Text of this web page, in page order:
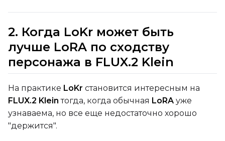
Target Dataset
Select...
Control Dataset 2
2. Когда LoKr может быть
лучше LoRA по сходству
персонажа в FLUX.2 Klein
На практике LoKr становится интересным на
FLUX.2 Klein тогда, когда обычная LoRA уже
узнаваема, но все еще недостаточно хорошо
"держится".